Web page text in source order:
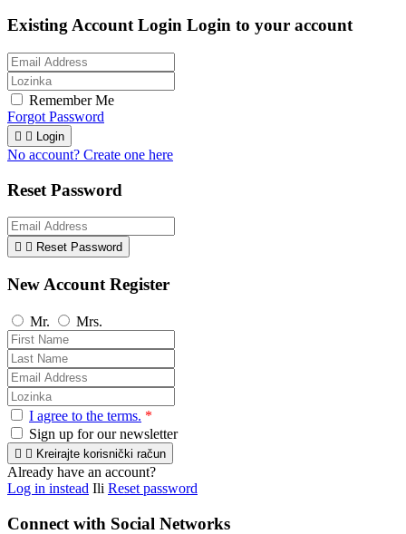
Existing Account Login Login to your account
Remember Me
Forgot Password
  Login
No account? Create one here
Reset Password
  Reset Password
New Account Register
Mr. Mrs.
I agree to the terms. *
Sign up for our newsletter
  Kreirajte korisnički račun
Already have an account?
Log in instead Ili Reset password
Connect with Social Networks